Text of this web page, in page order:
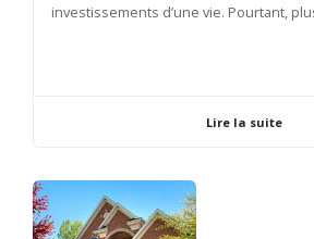
investissements d’une vie. Pourtant,
Lire la suite